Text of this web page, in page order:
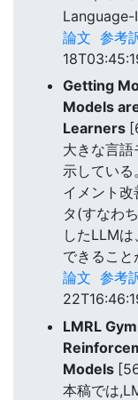
Language-
論文 参考
Getting
Models
Learners
大きな言
示している
イメント
タ(すなわ
したLLM
できること
論文 参考
LMRL
Models
本稿では